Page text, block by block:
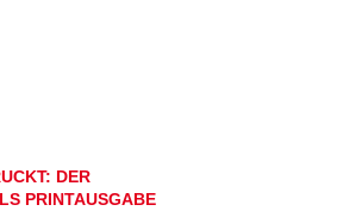
DER
PRINTAUSGABE